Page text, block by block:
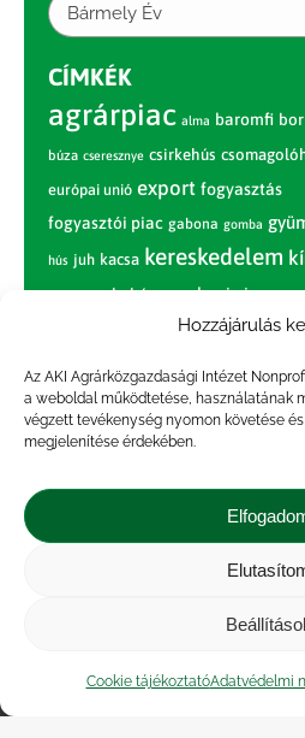
Hozzájárulás
Az AKI Agrárközgazdasági Intézet
a weboldal működtetése, használatának
végzett tevékenység nyomon követése
megjelenítése érdekében.
Cookie tájékoztatóAdatvédelmi
Bármely Év
CÍMKÉK
agrárpiac alma baromfi bor
búza cseresznye csirkehús
európai unió export fogyasztás
fogyasztói piac gabona gomba
hús juh kacsa kereskedelem
körte marhahús nagybani piac
nemzetközi
paradicsom piac piaci
pulyka pulykahús sertés sertéshús
szarvasmarha termelés
zöldség árak
átlagárértékesítési
Közérdekű adatok
|